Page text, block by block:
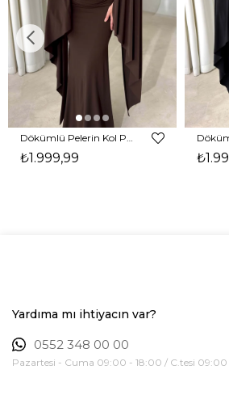
₺1.999,99
Yardıma mı ihtiyacın var?
0552 348 00 00
Pazartesi - Cuma 09:00 - 18:00 / C.tesi 09:00